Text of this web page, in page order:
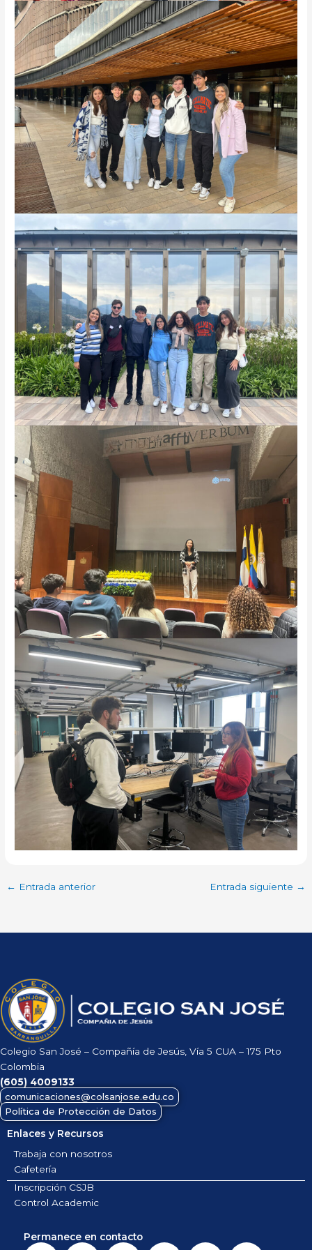
← Entrada anterior Entrada siguiente →
Colegio San José – Compañía de Jesús, Vía 5 CUA – 175 Pto
Colombia
(605) 4009133
comunicaciones@colsanjose.edu.co
Política de Protección de Datos
Enlaces y Recursos
Trabaja con nosotros
Cafetería
Inscripción CSJB
Control Academic
Permanece en contacto